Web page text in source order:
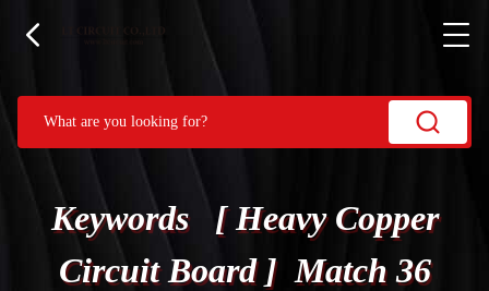
Keywords [ Heavy Copper
Circuit Board ] Match 36